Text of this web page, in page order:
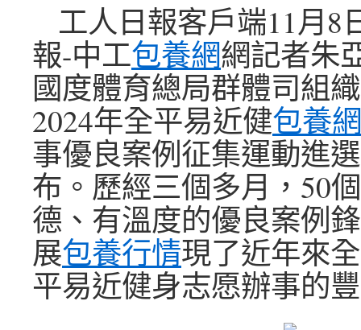
工人日報客戶端11月8
報-中工包養網網記者朱
國度體育總局群體司組
2024年全平易近健包養
事優良案例征集運動進
布。歷經三個多月，50
德、有溫度的優良案例
展包養行情現了近年來
平易近健身志愿辦事的